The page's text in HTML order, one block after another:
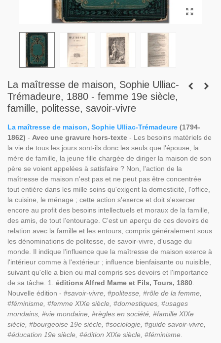
La maîtresse de maison, Sophie Ulliac-
Trémadeure, 1880 - femme 19e siècle,
famille, politesse, savoir-vivre
La maîtresse de maison, Sophie Ulliac-Trémadeure (1794-
1862) - Avec une gravure hors-texte - Les besoins matériels de
la vie de tous les jours sont-ils donc les seuls que l'épouse, la
mère de famille, la jeune fille chargée de diriger la maison de son
père se voient appelées à satisfaire ? Non, l'action de la
maîtresse de maison n'est pas et ne peut pas être concentrée
tout entière dans les mille soins qu'exigent la domesticité, l'office,
la cuisine, le ménage ; cette action s'exerce et doit s'exercer
encore au profit des besoins intellectuels et moraux de la famille,
des amis, de tout l'entourage. C'est un aperçu de ces devoirs de
relation avec la famille et les entours, compris généralement sous
les dénominations de politesse, de savoir-vivre, d'usage du
monde. Il indique l'influence que la maîtresse de maison exerce à
l'intérieur comme à l'extérieur ; influence bienfaisante ou nuisible,
suivant qu'elle a bien ou mal compris ses devoirs et l'importance
de sa tâche. 1. éditions Alfred Mame et Fils, Tours, 1880
Nouvelle édition - #savoir-vivre, #politesse, #rôle de la femme,
#féminisme, #femme XIXe siècle, #domestiques, #usages
mondains, #vie mondaine, #règles en société, #famille XIXe
siècle, #bourgeoise 19e siècle, #sociologie, #guide savoir-vivre,
#éducation 19e siècle, #édition XIXe siècle, #féminisme